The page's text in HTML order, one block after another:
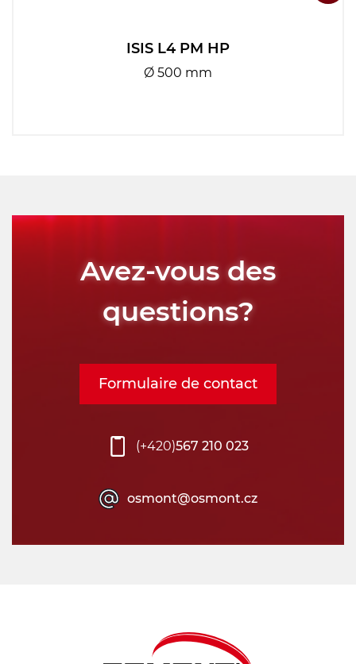
ISIS L4 PM HP
Ø 500 mm
Avez-vous des
questions?
(+420)567 210 023
osmont@osmont.cz
Formulaire de contact